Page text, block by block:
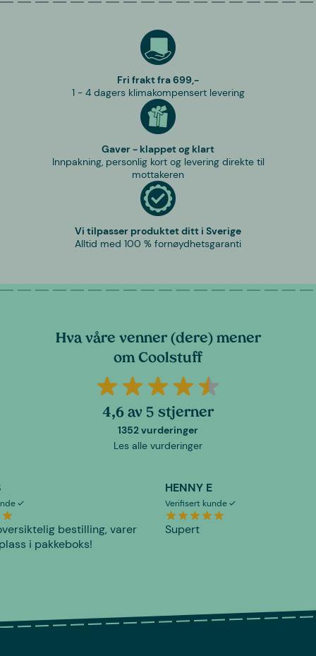
Fri frakt fra 699,-
1 - 4 dagers klimakompensert levering
Gaver - klappet og klart
Innpakning, personlig kort og levering direkte til
mottakeren
Vi tilpasser produktet ditt i Sverige
Alltid med 100 % fornøydhetsgaranti
Hva våre venner (dere) mener
om Coolstuff
4,6 av 5 stjerner
1352 vurderinger
Les alle vurderinger
bestilling, varer
i pakkeboks!
HENNY E
Verifisert kunde
Supert